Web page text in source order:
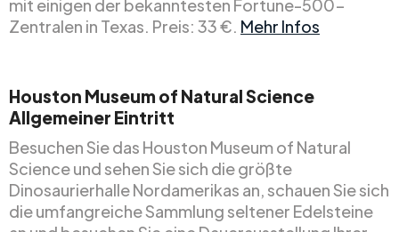
mit einigen der bekanntesten Fortune-500-
Zentralen in Texas. Preis: 33 €. Mehr Infos
Houston Museum of Natural Science
Allgemeiner Eintritt
Besuchen Sie das Houston Museum of Natural
Science und sehen Sie sich die größte
Dinosaurierhalle Nordamerikas an, schauen Sie sich
die umfangreiche Sammlung seltener Edelsteine